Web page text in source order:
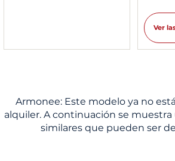
Armonee: Este modelo ya no
alquiler. A continuación se muestra
similares que pueden ser